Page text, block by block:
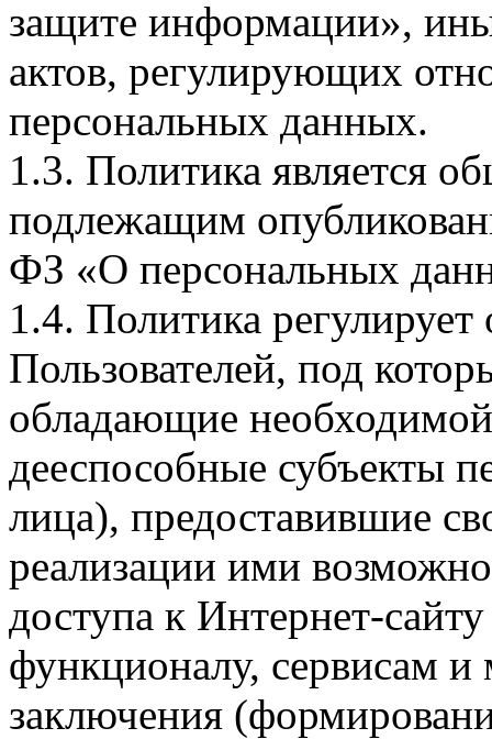
защите информации»,
актов, регулирующих
персональных данных.
1.3. Политика является
подлежащим
ФЗ «О персональных
1.4. Политика
Пользователей, под
обладающие
дееспособные субъекты
лица), предоставившие
реализации ими
доступа к Интернет-
функционалу, сервисам и
заключения